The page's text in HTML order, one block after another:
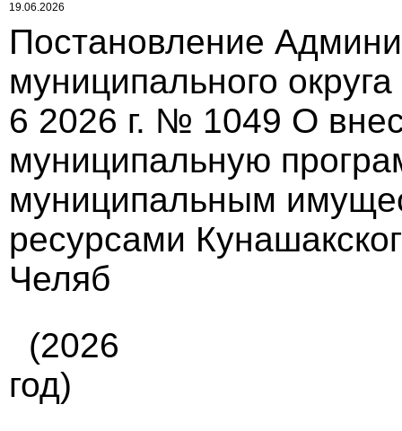
19.06.2026
Постановление
муниципального
6 2026 г. № 1049 О
муниципальную
муниципальным
ресурсами
Челяб
(2026
год)